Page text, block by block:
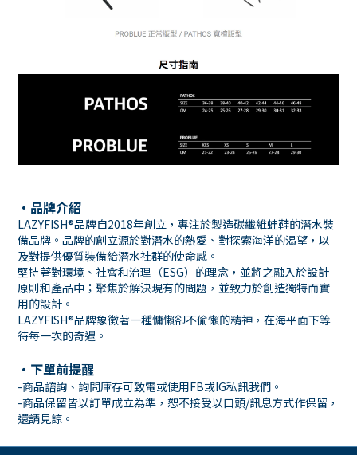
・品牌介紹
LAZYFISH®品牌自2018年創立，專注於製造碳纖維蛙鞋的潛水裝
備品牌。品牌的創立源於對潛水的熱愛、對探索海洋的渴望，以
及對提供優質裝備給潛水社群的使命感。
堅持著對環境、社會和治理（ESG）的理念，並將之融入於設計
原則和產品中；聚焦於解決現有的問題，並致力於創造獨特而實
用的設計。
LAZYFISH®品牌象徵著一種慵懶卻不偷懶的精神，在海平面下等
待每一次的奇遇。
・下單前提醒
-商品諮詢、詢問庫存可致電或使用FB或IG私訊我們。
-商品保留皆以訂單成立為準，恕不接受以口頭/訊息方式作保留，
還請見諒。